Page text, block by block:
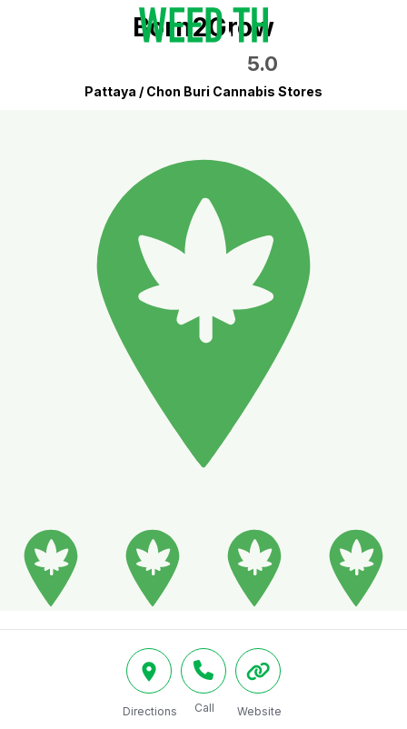
Born2Grow
5.0
Pattaya / Chon Buri Cannabis Stores
Directions Call Website